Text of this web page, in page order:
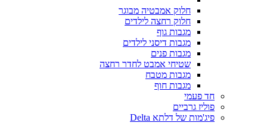
חלוק אמבטיה מבוגר
חלוק רחצה לילדים
מגבות גוף
מגבות דיסני לילדים
מגבות פנים
שטיחי אמבט לחדר רחצה
מגבות מטבח
מגבות חוף
חד פעמי
פוליז גרביים
פיג'מות של דלתא Delta